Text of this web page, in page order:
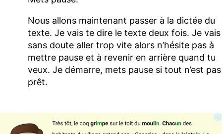
Nous allons maintenant passer à la dictée du
texte. Je vais te dire le texte deux fois. Je vais
sans doute aller trop vite alors n’hésite pas à
mettre pause et à revenir en arrière quand tu
veux. Je démarre, mets pause si tout n’est pas
prêt.